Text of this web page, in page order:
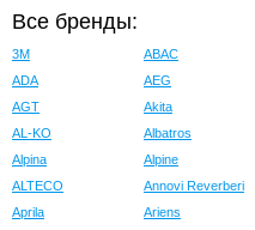
Все бренды:
3M
ABAC
ADA
AEG
AGT
Akita
AL-KO
Albatros
Alpina
Alpine
ALTECO
Annovi Reverberi
Aprila
Ariens